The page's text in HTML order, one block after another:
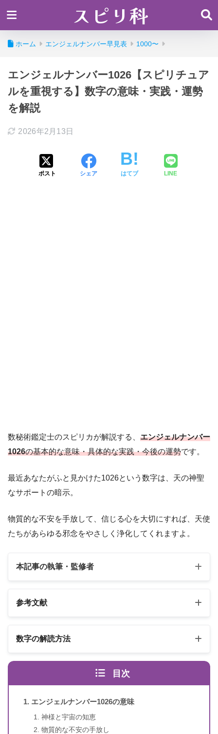
スピリ科
ホーム エンジェルナンバー早見表 1000〜
エンジェルナンバー1026【スピリチュア
ルを重視する】数字の意味・実践・運勢
を解説
2026年2月13日
ポスト シェア はてブ LINE
数秘術鑑定士のスピリカが解説する、 エンジェルナンバー
1026の基本的な意味・具体的な実践・今後の運勢です。
最近あなたがふと見かけた1026という数字は、天の神聖
なサポートの暗示。
物質的な不安を手放して、信じる心を大切にすれば、天使
たちがあらゆる邪念をやさしく浄化してくれますよ。
本記事の執筆・監修者
スピリカ（自己紹介はこちら）
参考文献
エンジェル・ナンバー 数字は天使
著者
ドリーン・バーチュー、リネッ
ト・ブラウン
数字の解読方法
エンジェルナンバーの解読方法は桁ごとに異なります
目次
エンジェルナンバー1026の意味
神様と宇宙の知恵
物質的な不安の手放し